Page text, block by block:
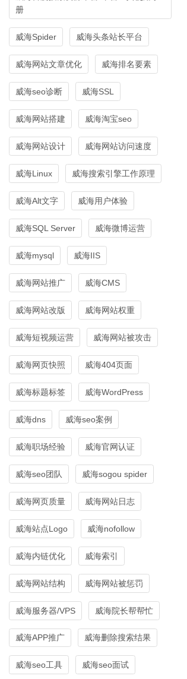
册
威海Spider 威海头条站长平台
威海网站文章优化 威海排名要素
威海seo诊断 威海SSL
威海网站搭建 威海淘宝seo
威海网站设计 威海网站访问速度
威海Linux 威海搜索引擎工作原理
威海Alt文字 威海用户体验
威海SQL Server 威海微博运营
威海mysql 威海IIS
威海网站推广 威海CMS
威海网站改版 威海网站权重
威海短视频运营 威海网站被攻击
威海网页快照 威海404页面
威海标题标签 威海WordPress
威海dns 威海seo案例
威海职场经验 威海官网认证
威海seo团队 威海sogou spider
威海网页质量 威海网站日志
威海站点Logo 威海nofollow
威海内链优化 威海索引
威海网站结构 威海网站被惩罚
威海服务器/VPS 威海院长帮帮忙
威海APP推广 威海删除搜索结果
威海seo工具 威海seo面试